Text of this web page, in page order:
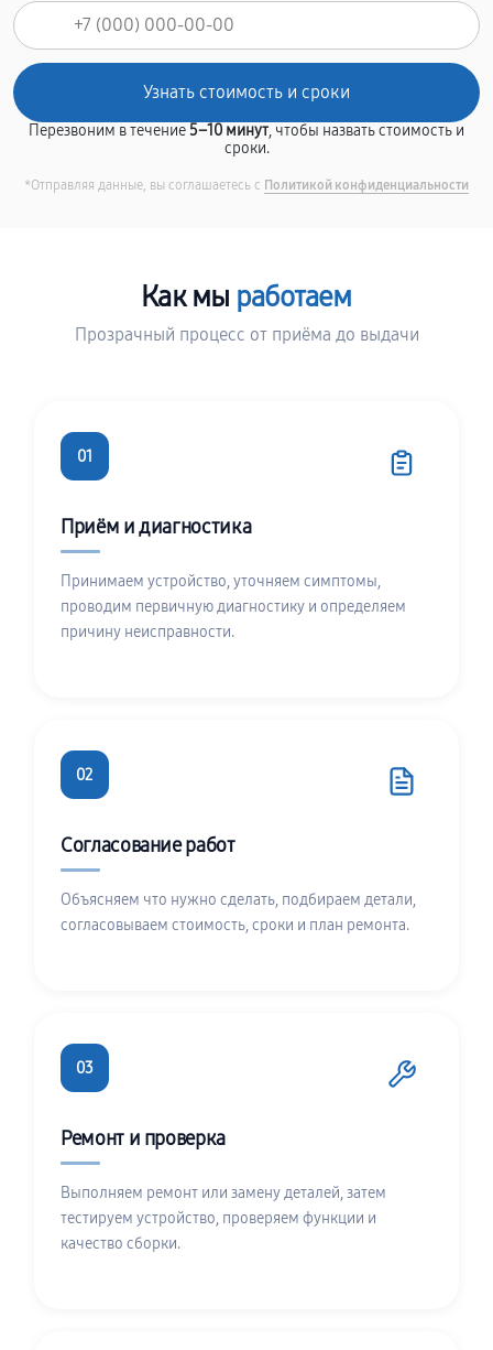
Перезвоним в течение5–10 минут, чтобы назвать стоимость и
сроки.
*Отправляя данные, вы соглашаетесь с Политикой конфиденциальности
Как мы работаем
Прозрачный процесс от приёма до выдачи
01
Приём и диагностика
Принимаем устройство, уточняем симптомы,
проводим первичную диагностику и определяем
причину неисправности.
02
Согласование работ
Объясняем что нужно сделать, подбираем детали,
согласовываем стоимость, сроки и план ремонта.
03
Ремонт и проверка
Выполняем ремонт или замену деталей, затем
тестируем устройство, проверяем функции и
качество сборки.